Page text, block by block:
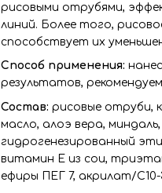
рисовыми отрубями,
линий. Более того,
способствует их
Способ применения:
результатов,
Состав: рисовые отруби,
масло, алоэ вера,
гидрогенезированный
витамин Е из сои,
ефиры ПЕГ 7, акрилат/